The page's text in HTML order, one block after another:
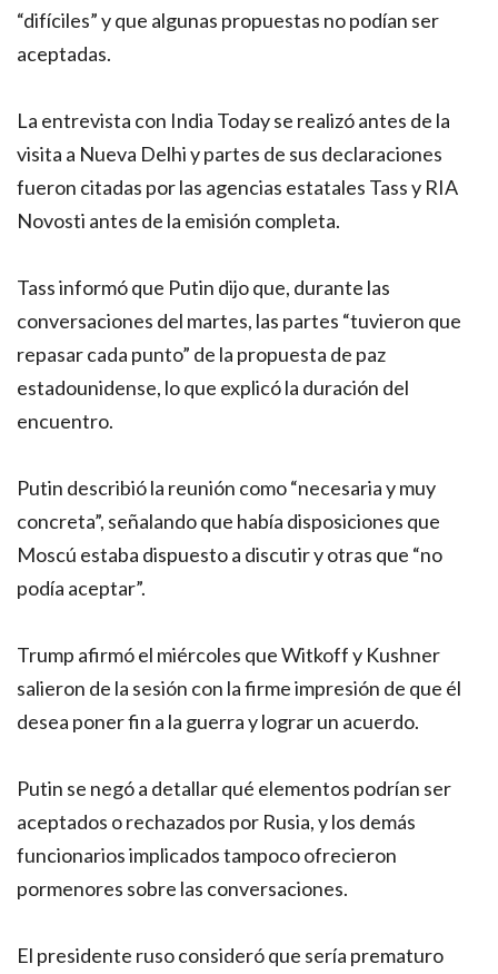
“difíciles” y que algunas propuestas no podían ser
aceptadas.
La entrevista con India Today se realizó antes de la
visita a Nueva Delhi y partes de sus declaraciones
fueron citadas por las agencias estatales Tass y RIA
Novosti antes de la emisión completa.
Tass informó que Putin dijo que, durante las
conversaciones del martes, las partes “tuvieron que
repasar cada punto” de la propuesta de paz
estadounidense, lo que explicó la duración del
encuentro.
Putin describió la reunión como “necesaria y muy
concreta”, señalando que había disposiciones que
Moscú estaba dispuesto a discutir y otras que “no
podía aceptar”.
Trump afirmó el miércoles que Witkoff y Kushner
salieron de la sesión con la firme impresión de que él
desea poner fin a la guerra y lograr un acuerdo.
Putin se negó a detallar qué elementos podrían ser
aceptados o rechazados por Rusia, y los demás
funcionarios implicados tampoco ofrecieron
pormenores sobre las conversaciones.
El presidente ruso consideró que sería prematuro